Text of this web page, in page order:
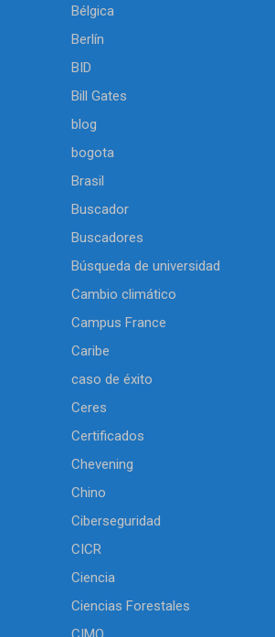
Bélgica
Berlín
BID
Bill Gates
blog
bogota
Brasil
Buscador
Buscadores
Búsqueda de universidad
Cambio climático
Campus France
Caribe
caso de éxito
Ceres
Certificados
Chevening
Chino
Ciberseguridad
CICR
Ciencia
Ciencias Forestales